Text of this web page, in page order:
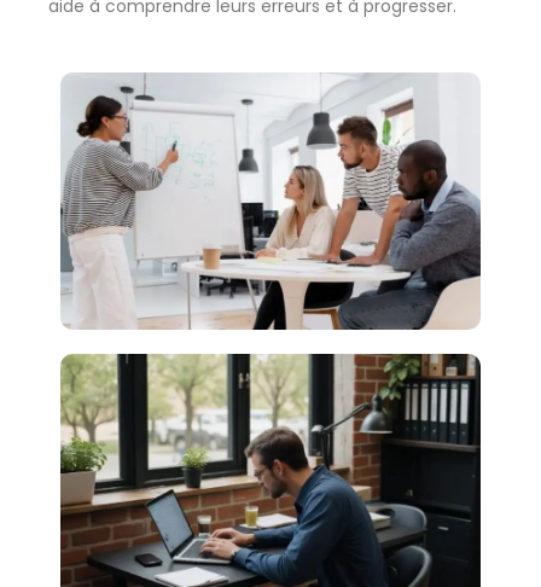
aide à comprendre leurs erreurs et à progresser.